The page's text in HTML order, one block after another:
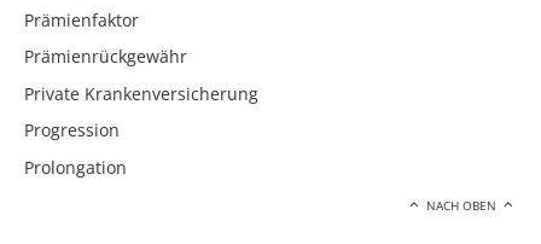
Prämienfaktor
Prämienrückgewähr
Private Krankenversicherung
Progression
Prolongation
NACH OBEN